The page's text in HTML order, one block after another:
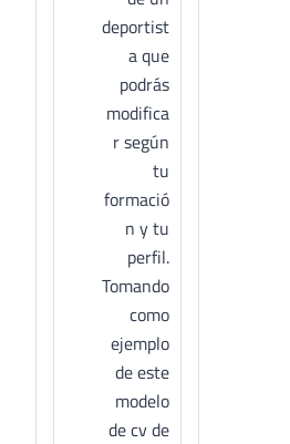
deportist
a que
podrás
modifica
r según
tu
formació
n y tu
perfil.
Tomando
como
ejemplo
de este
modelo
de cv de